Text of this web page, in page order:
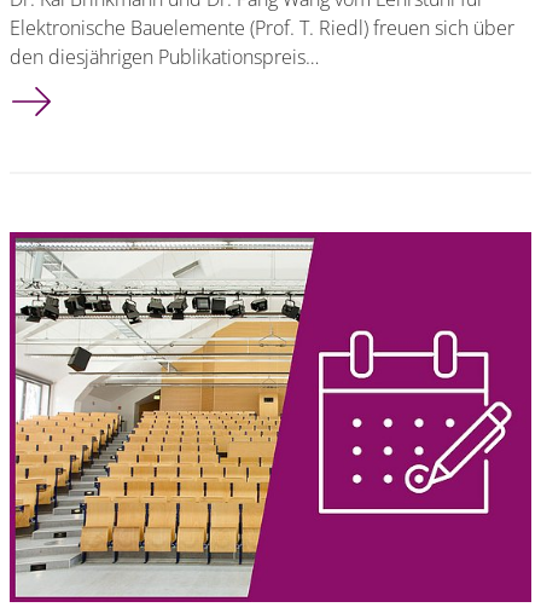
Elektronische Bauelemente (Prof. T. Riedl) freuen sich über
den diesjährigen Publikationspreis…
Publikationspreis geht an Forschende der Fakultät